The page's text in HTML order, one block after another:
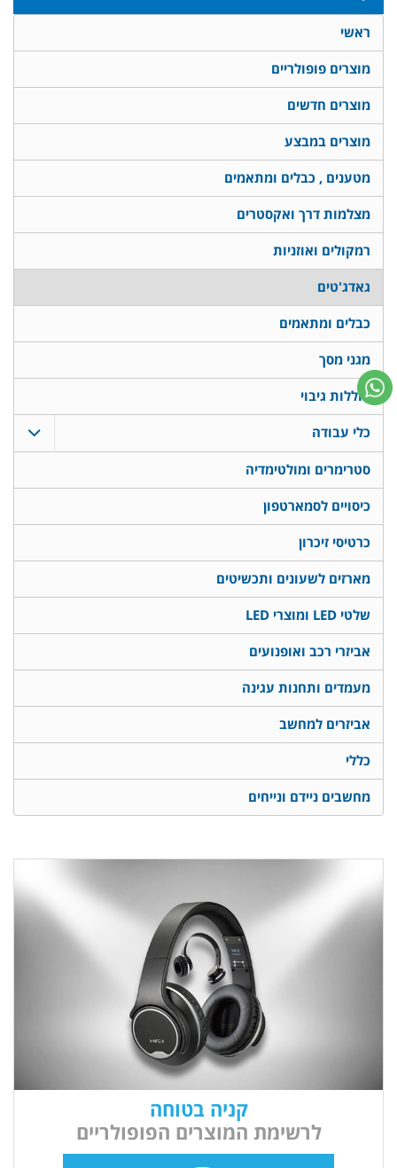
ראשי
מוצרים פופולריים
מוצרים חדשים
מוצרים במבצע
מטענים , כבלים ומתאמים
מצלמות דרך ואקסטרים
רמקולים ואוזניות
גאדג'טים
כבלים ומתאמים
מגני מסך
סוללות גיבוי
כלי עבודה
סטרימרים ומולטימדיה
כיסויים לסמארטפון
כרטיסי זיכרון
מארזים לשעונים ותכשיטים
שלטי LED ומוצרי LED
אביזרי רכב ואופנועים
מעמדים ותחנות עגינה
אביזרים למחשב
כללי
מחשבים ניידם ונייחים
קניה בטוחה
לרשימת המוצרים הפופולריים